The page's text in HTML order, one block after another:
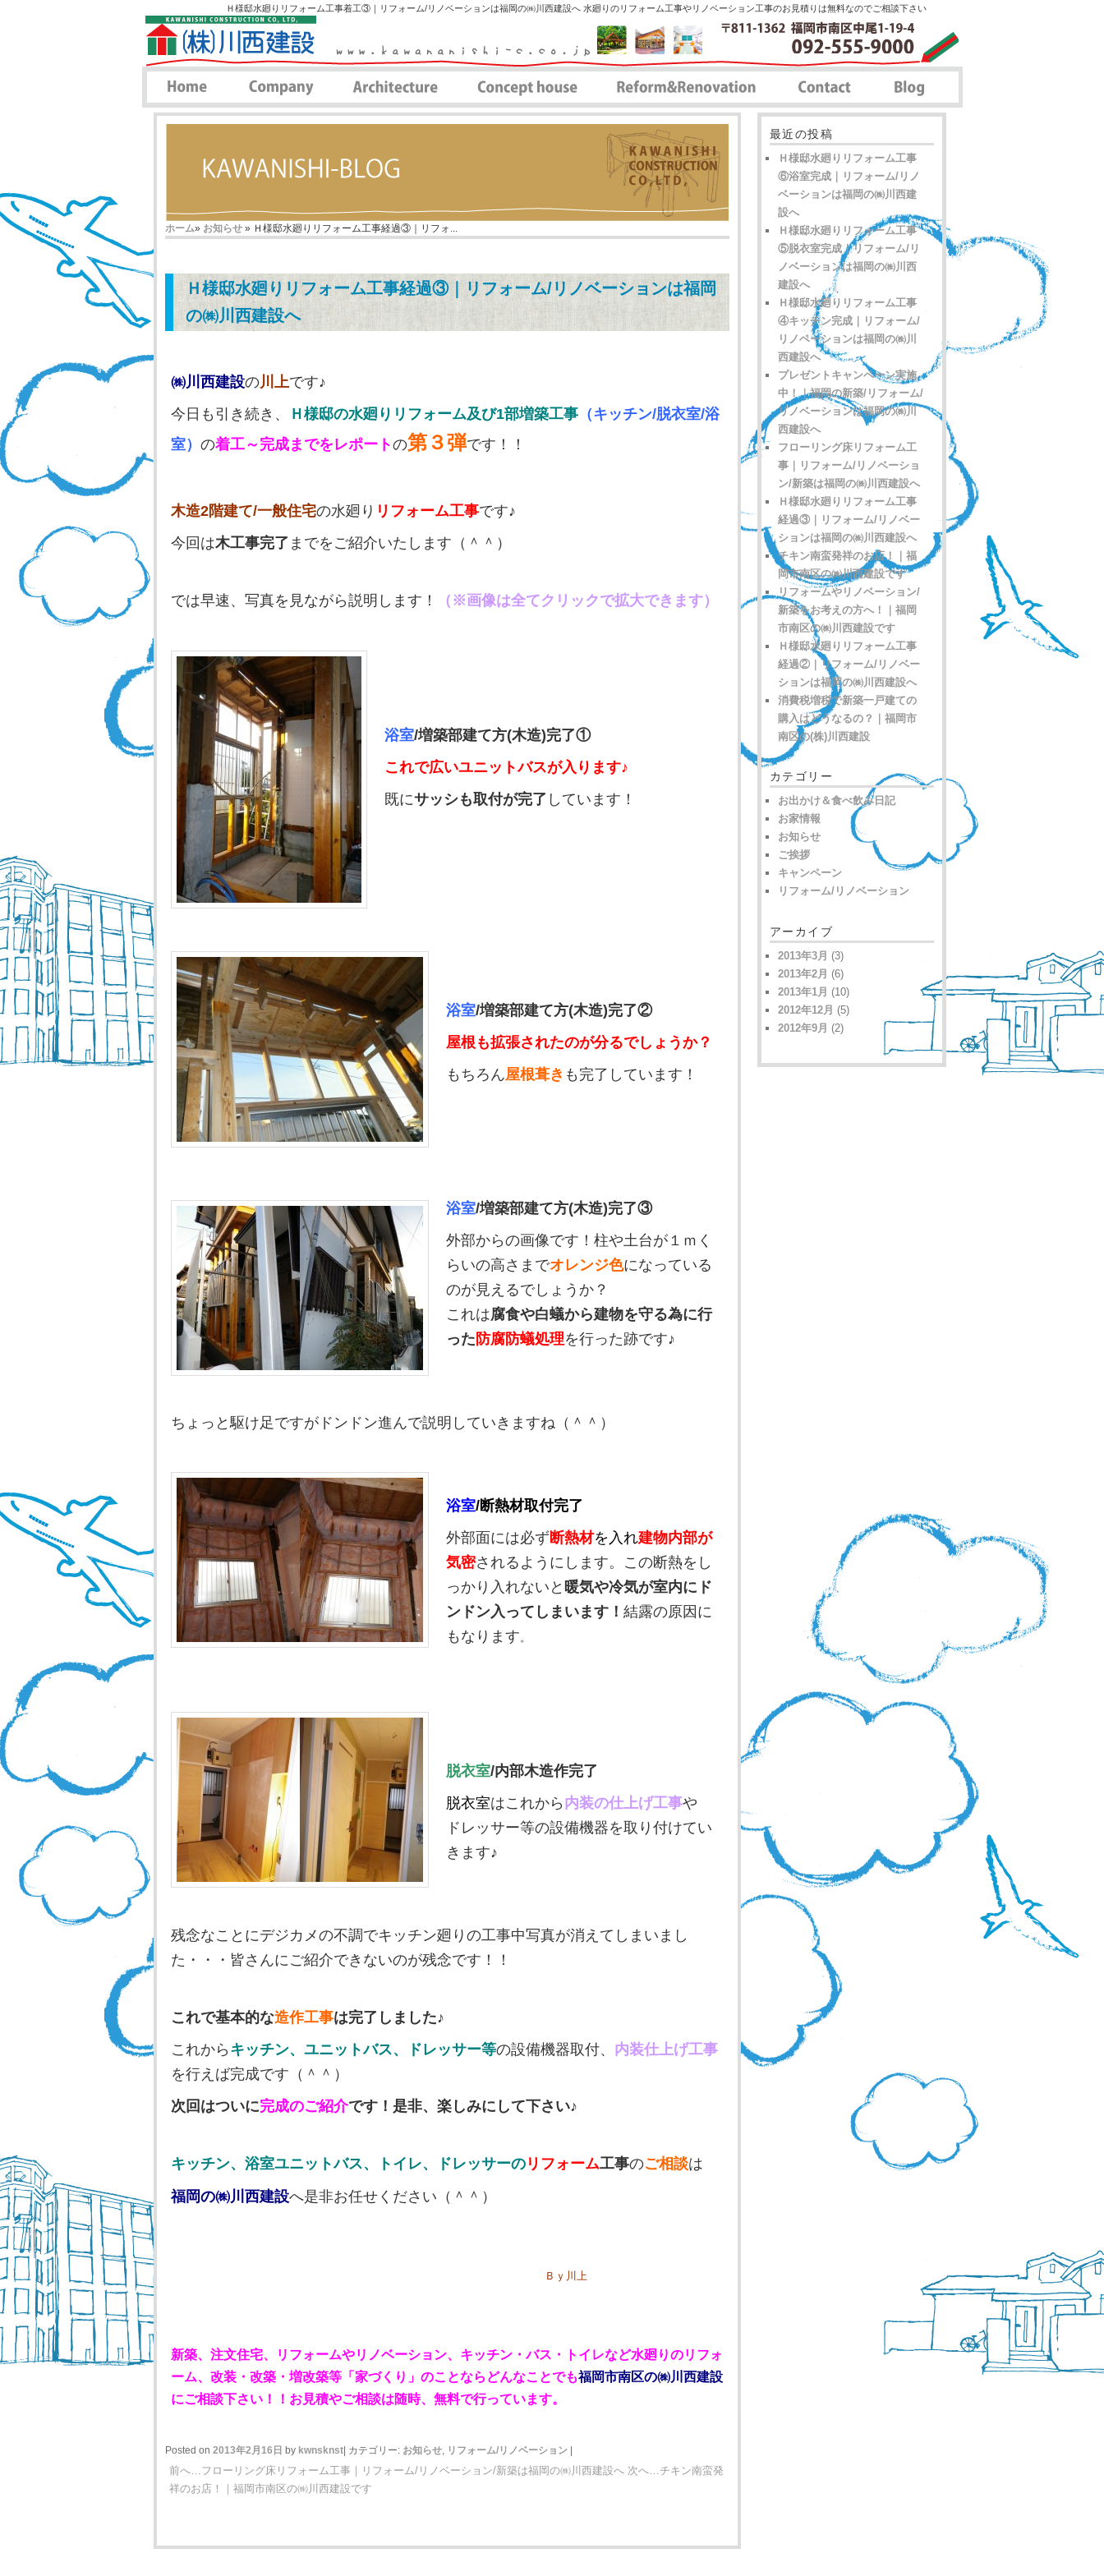
Ｈ様邸水廻りリフォーム工事着工③｜リフォーム/リノベーションは福岡の㈱川西建設へ 水廻りのリフォーム工事やリノベーション工事のお見積りは無料なのでご相談下さい
ホーム» お知らせ » Ｈ様邸水廻りリフォーム工事経過③｜リフォ...
Ｈ様邸水廻りリフォーム工事経過③｜リフォーム/リノベーションは福岡
の㈱川西建設へ
㈱川西建設の川上です♪
今日も引き続き、
Ｈ様邸の水廻りリフォーム及び1部増築工事（キッチン/脱衣室/浴
室） の着工～完成までをレポートの第３弾です！！
木造2階建て/一般住宅の水廻り リフォーム工事です♪
今回は木工事完了 までをご紹介いたします（＾＾）
では早速、写真を見ながら説明します！ （※画像は全てクリックで拡大できます）
浴室/増築部建て方(木造)完了①
これで広いユニットバスが入ります♪
既にサッシも取付が完了 しています！
浴室/増築部建て方(木造)完了②
屋根も拡張されたのが分るでしょうか？
もちろん屋根葺き も完了しています！
浴室/増築部建て方(木造)完了③
外部からの画像です！柱や土台が１ｍく
らいの高さまでオレンジ色になっている
のが見えるでしょうか？
これは腐食や白蟻から建物を守る為に行
った 防腐防蟻処理を行った跡です♪
ちょっと駆け足ですがドンドン進んで説明していきますね（＾＾）
浴室/断熱材取付完了
外部面には必ず断熱材を入れ建物内部が
気密されるようにします。この断熱をし
っかり入れないと 暖気や冷気が室内にド
ンドン入ってしまいます！ 結露の原因に
もなります。
脱衣室/内部木造作完了
脱衣室はこれから 内装の仕上げ工事や
ドレッサー等の設備機器を取り付けてい
きます♪
残念なことにデジカメの不調でキッチン廻りの工事中写真が消えてしまいまし
た・・・皆さんにご紹介できないのが残念です！！
これで基本的な造作工事は完了しました♪
これから キッチン、 ユニットバス、 ドレッサー等の設備機器取付、 内装仕上げ工事
を行えば完成です（＾＾）
次回はついに完成のご紹介です！是非、楽しみにして下さい♪
キッチン、浴室ユニットバス、トイレ、ドレッサーのリフォーム工事のご相談は
福岡の㈱川西建設へ是非お任せください（＾＾）
Ｂｙ川上
新築、注文住宅、 リフォームやリノベーション、 キッチン・バス・トイレなど水廻りのリフォ
ーム、改装・改築・増改築等「家づくり」のことならどんなことでも福岡市南区の㈱川西建設
にご相談下さい！！ お見積やご相談は随時、無料で行っています。
Posted on 2013年2月16日 by kwnsknst カテゴリー: お知らせ, リフォーム/リノベーション
前へ…フローリング床リフォーム工事｜リフォーム/リノベーション/新築は福岡の㈱川西建設へ 次へ…チキン南蛮発
祥のお店！｜福岡市南区の㈱川西建設です
最近の投稿
Ｈ様邸水廻りリフォーム工事
⑥浴室完成｜リフォーム/リノ
ベーションは福岡の㈱川西建
設へ
Ｈ様邸水廻りリフォーム工事
⑤脱衣室完成｜リフォーム/リ
ノベーションは福岡の㈱川西
建設へ
Ｈ様邸水廻りリフォーム工事
④キッチン完成｜リフォーム/
リノベーションは福岡の㈱川
西建設へ
プレゼントキャンペーン実施
中！｜福岡の新築/リフォーム/
リノベーションは福岡の㈱川
西建設へ
フローリング床リフォーム工
事｜リフォーム/リノベーショ
ン/新築は福岡の㈱川西建設へ
Ｈ様邸水廻りリフォーム工事
経過③｜リフォーム/リノベー
ションは福岡の㈱川西建設へ
チキン南蛮発祥のお店！｜福
岡市南区の㈱川西建設です
リフォームやリノベーション/
新築をお考えの方へ！｜福岡
市南区の㈱川西建設です
Ｈ様邸水廻りリフォーム工事
経過②｜リフォーム/リノベー
ションは福岡の㈱川西建設へ
消費税増税で新築一戸建ての
購入はどうなるの？｜福岡市
南区の(株)川西建設
カテゴリー
お出かけ＆食べ飲み日記
お家情報
お知らせ
ご挨拶
キャンペーン
リフォーム/リノベーション
アーカイブ
2013年3月 (3)
2013年2月 (6)
2013年1月 (10)
2012年12月 (5)
2012年9月 (2)